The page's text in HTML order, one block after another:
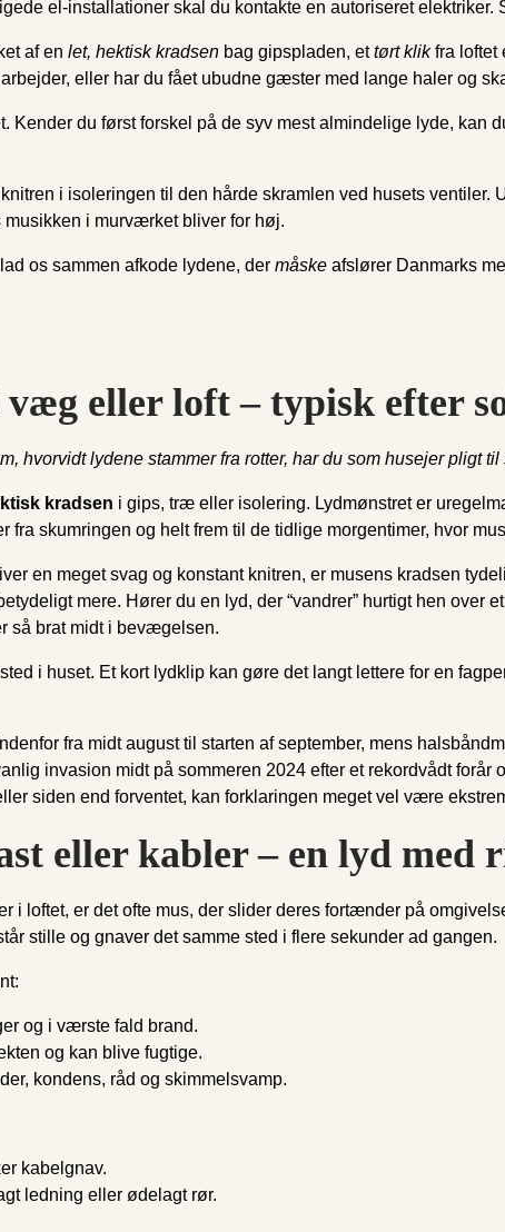
el-installationer skal du kontakte en autoriseret
af en let, hektisk kradsen bag gipspladen, ettørt klikfra loftet
eller har du fået ubudne gæster med lange haler og
Kender du først forskel på de syv mest almindelige lyde, kan
i isoleringen til den hårde skramlen ved husets ventiler.
musikken i murværket bliver for høj.
os sammen afkode lydene, der måske afslører Danmarks
eller loft – typisk efter
hvorvidt lydene stammer fra rotter, har du som husejer pligt
kradsen i gips, træ eller isolering. Lydmønstret er
skumringen og helt frem til de tidlige morgentimer, hvor
en meget svag og konstant knitren, er musens kradsen
mere. Hører du en lyd, der “vandrer” hurtigt hen over
så brat midt i bevægelsen.
i huset. Et kort lydklip kan gøre det langt lettere for en
fra midt august til starten af september, mens
invasion midt på sommeren 2024 efter et rekordvådt forår
siden end forventet, kan forklaringen meget vel være
eller kabler – en lyd med
i loftet, er det ofte mus, der slider deres fortænder på
stille og gnaver det samme sted i flere sekunder ad gangen.
og i værste fald brand.
og kan blive fugtige.
kondens, råd og skimmelsvamp.
kabelgnav.
ledning eller ødelagt rør.